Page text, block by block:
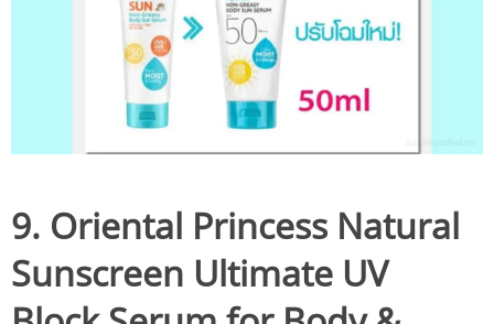
9. Oriental Princess Natural
Sunscreen Ultimate UV